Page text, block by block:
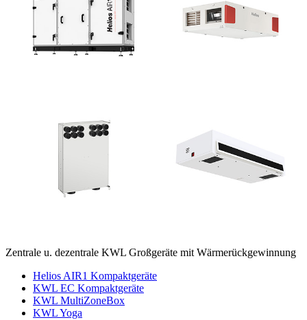
Zentrale u. dezentrale KWL Großgeräte mit Wärmerückgewinnung
Helios AIR1 Kompaktgeräte
KWL EC Kompaktgeräte
KWL MultiZoneBox
KWL Yoga